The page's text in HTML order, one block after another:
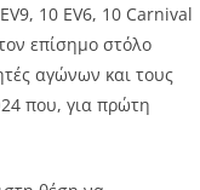
EV9, 10 EV6, 10 Carnival
επίσημο στόλο
αγώνων και τους
24 που, για πρώτη